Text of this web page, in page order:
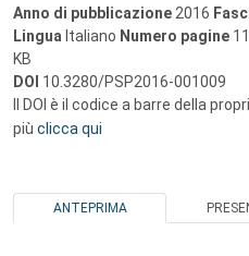
Anno di pubblicazione 2016
Lingua Italiano Numero pagine 11
KB
DOI 10.3280/PSP2016-001009
Il DOI è il codice a barre della
più clicca qui
ANTEPRIMA